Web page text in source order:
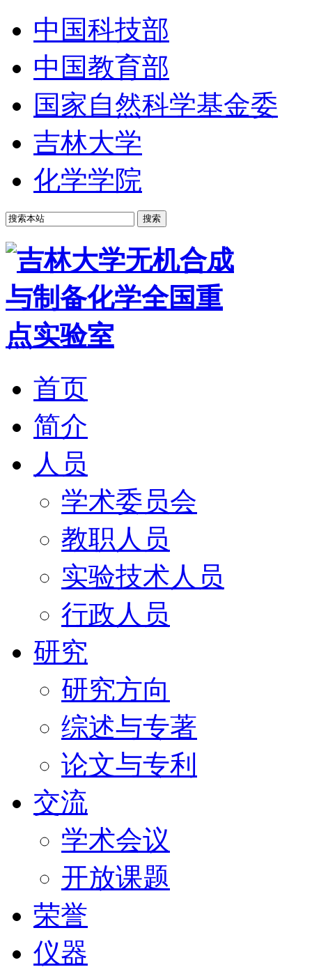
中国科技部
中国教育部
国家自然科学基金委
吉林大学
化学学院
首页
简介
人员
学术委员会
教职人员
实验技术人员
行政人员
研究
研究方向
综述与专著
论文与专利
交流
学术会议
开放课题
荣誉
仪器